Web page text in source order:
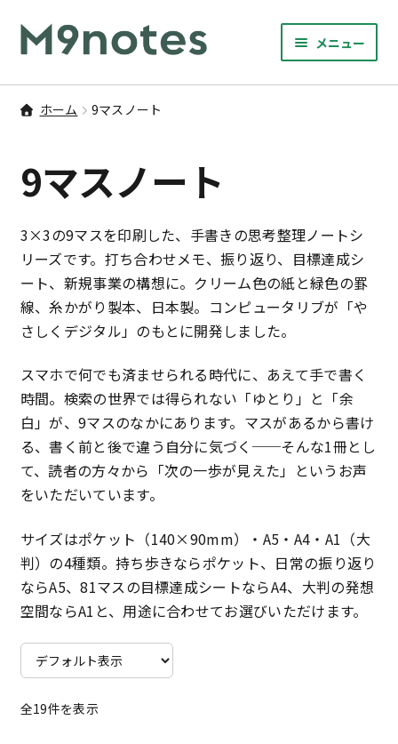
ナ
ビ
ゲ
ー
ン
へ
ス
キ
プ
コ
ン
テ
ン
ス
キ
ッ
プ
メニュー
9マスノート
サ
展
開
ー
を
展
開
研修
ニ
ュ
ー
を
M9notesのこと
お問い合わせ
アカウント
ご利用案内
特定商取引法に基づく表記
プライバシーポリシー
ホーム 9マスノート
9マスノート
3×3の9マスを印刷した、手書きの思考整理ノートシ
リーズです。打ち合わせメモ、振り返り、目標達成シ
ート、新規事業の構想に。クリーム色の紙と緑色の罫
線、糸かがり製本、日本製。コンピュータリブが「や
さしくデジタル」のもとに開発しました。
スマホで何でも済ませられる時代に、あえて手で書く
時間。検索の世界では得られない「ゆとり」と「余
白」が、9マスのなかにあります。マスがあるから書け
る、書く前と後で違う自分に気づく──そんな1冊とし
て、読者の方々から「次の一歩が見えた」というお声
をいただいています。
サイズはポケット（140×90mm）・A5・A4・A1（大
判）の4種類。持ち歩きならポケット、日常の振り返り
ならA5、81マスの目標達成シートならA4、大判の発想
空間ならA1と、用途に合わせてお選びいただけます。
全19件を表示